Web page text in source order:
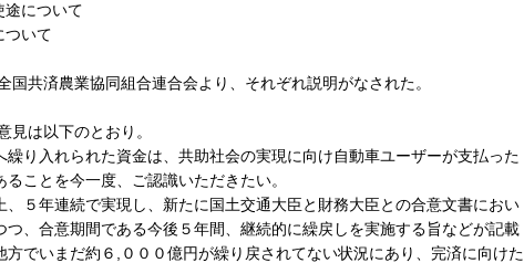
途について
ついて
共済農業協同組合連合会より、それぞれ説明がなされた。
は以下のとおり。
繰り入れられた資金は、共助社会の実現に向け自動車ユーザーが支払った
ことを今一度、ご認識いただきたい。
、５年連続で実現し、新たに国土交通大臣と財務大臣との合意文書におい
、合意期間である今後５年間、継続的に繰戻しを実施する旨などが記載
でいまだ約６,０００億円が繰り戻されてない状況にあり、完済に向けた